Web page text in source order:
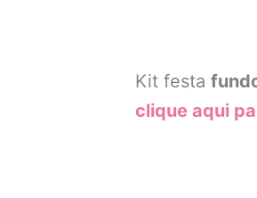
Kit festa
clique aqui